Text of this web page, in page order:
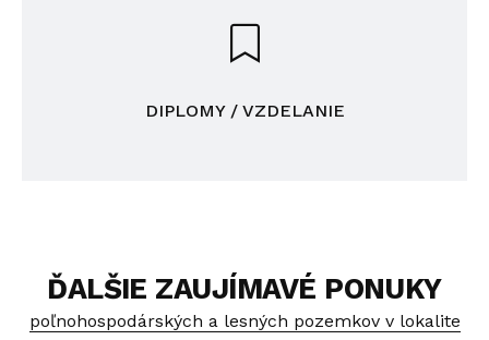
DIPLOMY / VZDELANIE
ĎALŠIE ZAUJÍMAVÉ PONUKY
poľnohospodárských a lesných pozemkov v lokalite